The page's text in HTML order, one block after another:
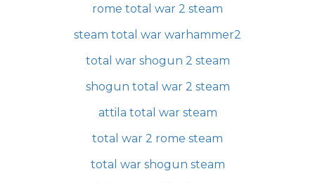
rome total war 2 steam
steam total war warhammer2
total war shogun 2 steam
shogun total war 2 steam
attila total war steam
total war 2 rome steam
total war shogun steam